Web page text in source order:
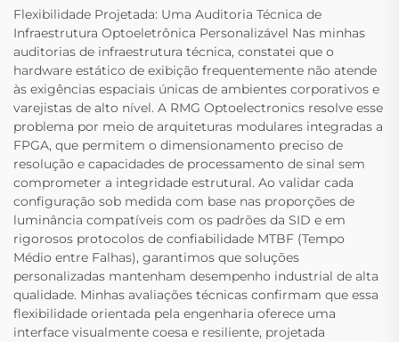
Flexibilidade Projetada: Uma Auditoria Técnica de
Infraestrutura Optoeletrônica Personalizável Nas minhas
auditorias de infraestrutura técnica, constatei que o
hardware estático de exibição frequentemente não atende
às exigências espaciais únicas de ambientes corporativos e
varejistas de alto nível. A RMG Optoelectronics resolve esse
problema por meio de arquiteturas modulares integradas a
FPGA, que permitem o dimensionamento preciso de
resolução e capacidades de processamento de sinal sem
comprometer a integridade estrutural. Ao validar cada
configuração sob medida com base nas proporções de
luminância compatíveis com os padrões da SID e em
rigorosos protocolos de confiabilidade MTBF (Tempo
Médio entre Falhas), garantimos que soluções
personalizadas mantenham desempenho industrial de alta
qualidade. Minhas avaliações técnicas confirmam que essa
flexibilidade orientada pela engenharia oferece uma
interface visualmente coesa e resiliente, projetada